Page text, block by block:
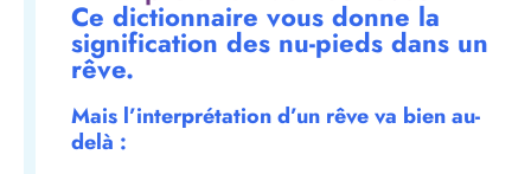
Ce dictionnaire vous donne la
signification des nu-pieds dans un
rêve.
Mais l’interprétation d’un rêve va bien au-
delà :